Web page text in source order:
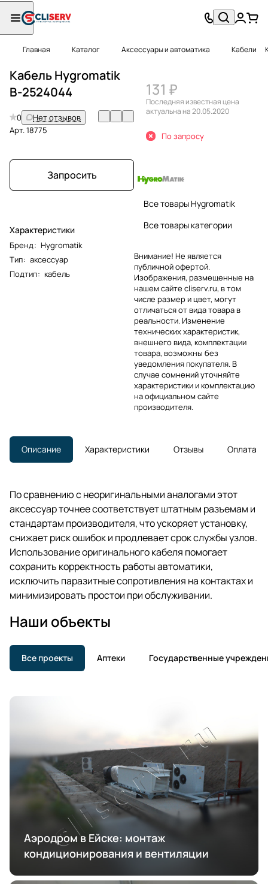
Главная Каталог Аксессуары и автоматика Кабели
Кабель Hygromatik
B-2524044
0
Нет отзывов
Арт.18775
Запросить
Характеристики
Бренд: Hygromatik
Тип: аксессуар
Подтип: кабель
131 ₽
Последняя известная цена
актуальна на 20.05.2020
По запросу
Все товары Hygromatik
Все товары категории
Внимание! Не является
публичной офертой.
Изображения, размещенные на
нашем сайте cliserv.ru, в том
числе размер и цвет, могут
отличаться от вида товара в
реальности. Изменение
технических характеристик,
внешнего вида, комплектации
товара, возможны без
уведомления покупателя. В
случае сомнений уточняйте
характеристики и комплектацию
на официальном сайте
производителя.
Описание Характеристики Отзывы Оплата
По сравнению с неоригинальными аналогами этот
аксессуар точнее соответствует штатным разъемам и
стандартам производителя, что ускоряет установку,
снижает риск ошибок и продлевает срок службы узлов.
Использование оригинального кабеля помогает
сохранить корректность работы автоматики,
исключить паразитные сопротивления на контактах и
минимизировать простои при обслуживании.
Наши объекты
Все проекты Аптеки Государственные
Аэродром в Ейске: монтаж
кондиционирования и вентиляции